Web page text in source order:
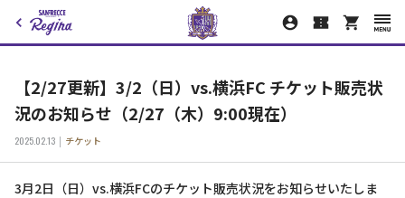
【2/27更新】3/2（日）vs.横浜FC チケット販売状
況のお知らせ（2/27（木）9:00現在）
2025.02.13 チケット
3月2日（日）vs.横浜FCのチケット販売状況をお知らせいたしま